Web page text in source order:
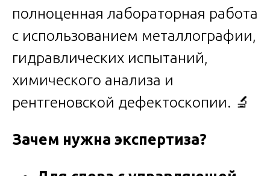
полноценная лабораторная работа
с использованием металлографии,
гидравлических испытаний,
химического анализа и
рентгеновской дефектоскопии. 🔬
Зачем нужна экспертиза?